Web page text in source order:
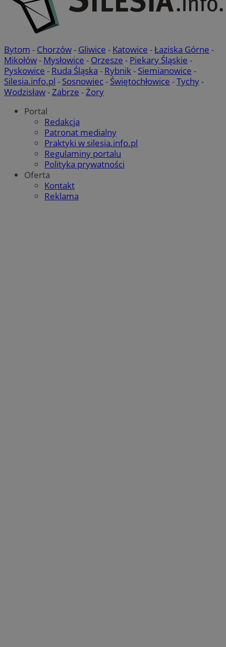
Bytom - Chorzów- Gliwice - Katowice -Łaziska Górne -
Mikołów- Mysłowice - Orzesze - Piekary Śląskie -
Pyskowice - Ruda Śląska - Rybnik- Siemianowice -
Silesia.info.pl - Sosnowiec- Świętochłowice -Tychy-
Wodzisław-Zabrze -Żory
Portal
Redakcja
Patronat medialny
Praktyki w silesia.info.pl
Regulaminy portalu
Polityka prywatności
Oferta
Kontakt
Reklama